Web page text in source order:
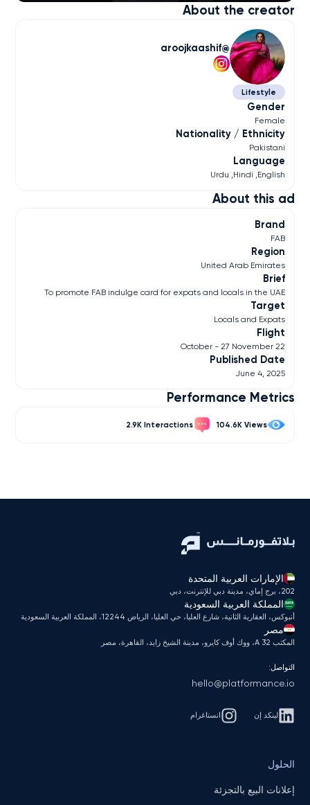
About this ad
Brand
FAB
Region
United Arab Emirates
Brief
To promote FAB indulge card for expats and locals in the UAE
Target
Locals and Expats
Flight
22 October - 27 November
Published Date
June 4, 2025
About the creator
aroojkaashif
Lifestyle
Gender
Female
Nationality / Ethnicity
Pakistani
Language
English
Hindi
Urdu
Performance Metrics
104.6K
2.9K
الإمارات العربية المتحدة
202، برج إماي، مدينة دبي للإنترنت، دبي
المملكة العربية السعودية
أنبوكس، العقارية الثانية، شارع العليا، حي العليا، الرياض 12244، المملكة العربية السعودية
مصر
المكتب A 32، ووك أوف كايرو، مدينة الشيخ زايد، القاهرة، مصر
التواصل:
hello@platformance.io
لينكد إن انستاغرام
الحلول
إعلانات البيع بالتجزئة